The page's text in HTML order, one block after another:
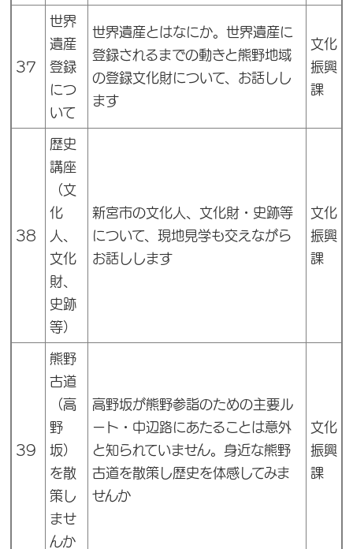
37
世界
遺産
登録
につ
いて
世界遺産とはなにか。世界遺産に
登録されるまでの動きと熊野地域
の登録文化財について、お話しし
ます
文化
振興
課
38
歴史
講座
（文
化
人、
文化
財、
史跡
等）
新宮市の文化人、文化財・史跡等
について、現地見学も交えながら
お話しします
文化
振興
課
39
熊野
古道
（高
野
坂）
を散
策し
ませ
んか
高野坂が熊野参詣のための主要ル
ート・中辺路にあたることは意外
と知られていません。身近な熊野
古道を散策し歴史を体感してみま
せんか
文化
振興
課